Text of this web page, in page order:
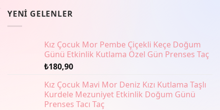
YENI GELENLER
Kız Çocuk Mor Pembe Çiçekli Keçe Doğum
Günü Etkinlik Kutlama Özel Gün Prenses Taç
₺180,90
Kız Çocuk Mavi Mor Deniz Kızı Kutlama Taşlı
Kurdele Mezuniyet Etkinlik Doğum Günü
Prenses Tacı Taç